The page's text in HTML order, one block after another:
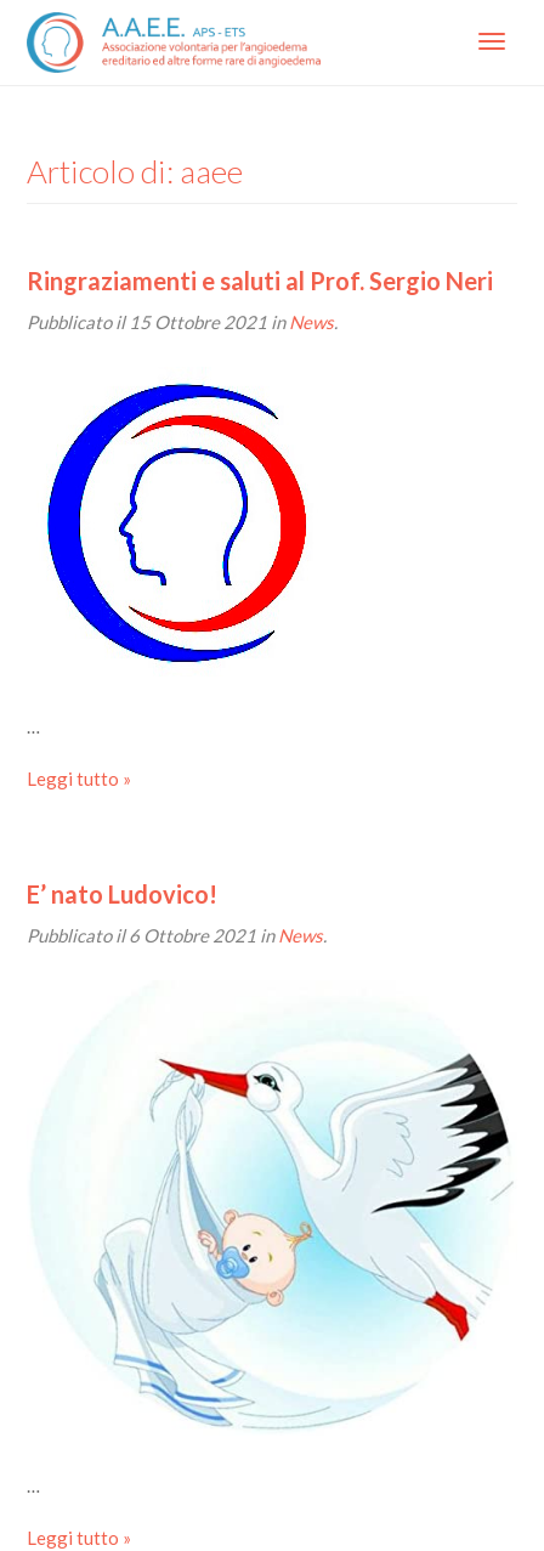
Menu
Articolo di: aaee
Ringraziamenti e saluti al Prof. Sergio Neri
Pubblicato il 15 Ottobre 2021 inNews.
…
Leggi tutto »
E’ nato Ludovico!
Pubblicato il6 Ottobre 2021 inNews.
…
Leggi tutto »